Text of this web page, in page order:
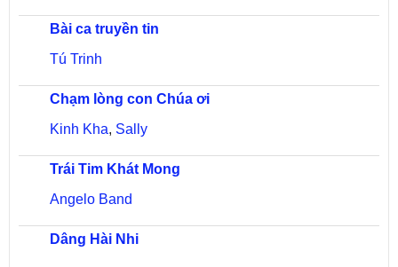
Bài ca truyền tin
Tú Trinh
Chạm lòng con Chúa ơi
Kinh Kha, Sally
Trái Tim Khát Mong
Angelo Band
Dâng Hài Nhi